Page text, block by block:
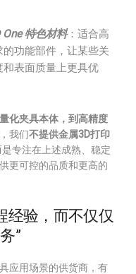
特色材料：适合高
功能部件，让某些关
表面质量上更具优
化夹具本体，到高精度
我们不提供金属3D打印
是专注在上述成熟、稳定
更可控的品质和更高的
经验，而不仅仅
”
应用场景的供货商，有